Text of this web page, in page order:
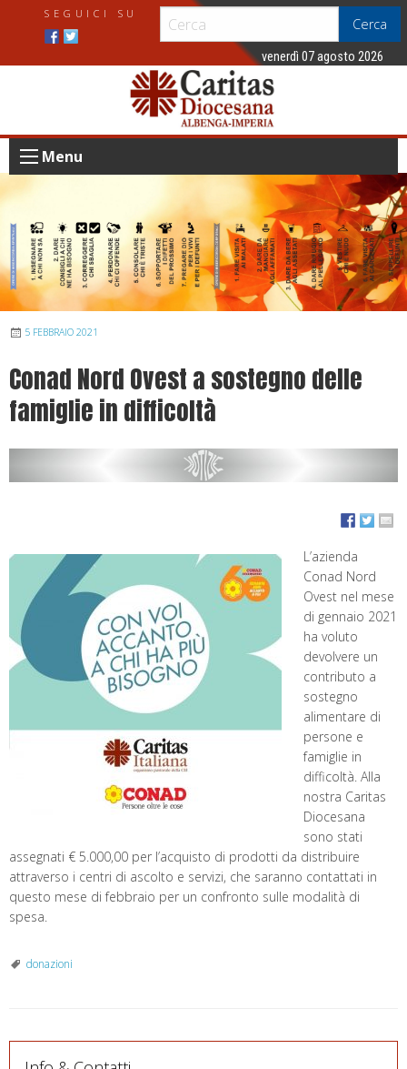
c
n
t
t
Cerca
SEGUICI SU
venerdì 07 agosto 2026
Menu
5 FEBBRAIO 2021
Conad Nord Ovest a sostegno delle
famiglie in difficoltà
L’azienda
Conad Nord
Ovest nel mese
di gennaio 2021
ha voluto
devolvere un
contributo a
sostegno
alimentare di
persone e
famiglie in
difficoltà. Alla
nostra Caritas
Diocesana
sono stati
assegnati € 5.000,00 per l’acquisto di prodotti da distribuire
attraverso i centri di ascolto e servizi, che saranno contattati in
questo mese di febbraio per un confronto sulle modalità di
spesa.
donazioni